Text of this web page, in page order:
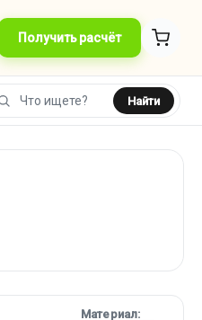
Получить расчёт
Найти
Материал: